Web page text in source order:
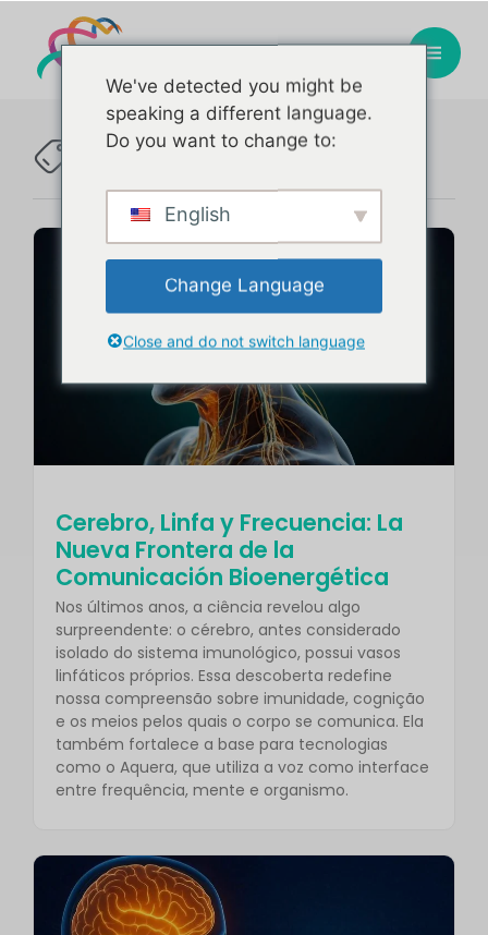
Tag : Voz
Cerebro, Linfa y Frecuencia: La
Nueva Frontera de la
Comunicación Bioenergética
Nos últimos anos, a ciência revelou algo
surpreendente: o cérebro, antes considerado
isolado do sistema imunológico, possui vasos
linfáticos próprios. Essa descoberta redefine
nossa compreensão sobre imunidade, cognição
e os meios pelos quais o corpo se comunica. Ela
também fortalece a base para tecnologias
como o Aquera, que utiliza a voz como interface
entre frequência, mente e organismo.
We've detected you might be
speaking a different language.
Do you want to change to:
English
Change Language
Close and do not switch language